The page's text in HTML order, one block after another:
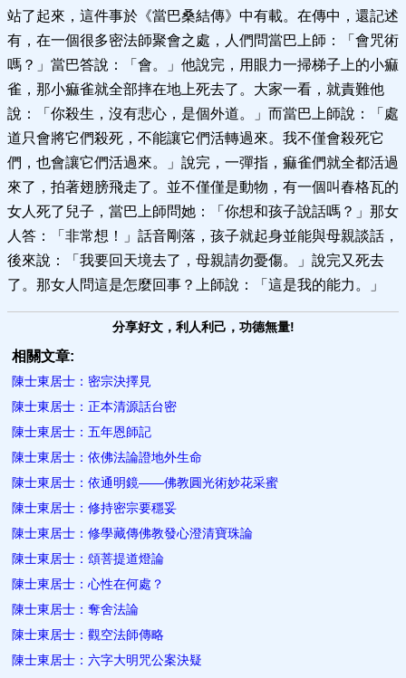
站了起來，這件事於《當巴桑結傳》中有載。在傳中，還記述
有，在一個很多密法師聚會之處，人們問當巴上師：「會咒術
嗎？」當巴答說：「會。」他說完，用眼力一掃梯子上的小痲
雀，那小痲雀就全部摔在地上死去了。大家一看，就責難他
說：「你殺生，沒有悲心，是個外道。」而當巴上師說：「處
道只會將它們殺死，不能讓它們活轉過來。我不僅會殺死它
們，也會讓它們活過來。」說完，一彈指，痲雀們就全都活過
來了，拍著翅膀飛走了。並不僅僅是動物，有一個叫春格瓦的
女人死了兒子，當巴上師問她：「你想和孩子說話嗎？」那女
人答：「非常想！」話音剛落，孩子就起身並能與母親談話，
後來說：「我要回天境去了，母親請勿憂傷。」說完又死去
了。那女人問這是怎麼回事？上師說：「這是我的能力。」
分享好文，利人利己，功德無量!
相關文章:
陳士東居士：密宗決擇見
陳士東居士：正本清源話台密
陳士東居士：五年恩師記
陳士東居士：依佛法論證地外生命
陳士東居士：依通明鏡——佛教圓光術妙花采蜜
陳士東居士：修持密宗要穩妥
陳士東居士：修學藏傳佛教發心澄清寶珠論
陳士東居士：頌菩提道燈論
陳士東居士：心性在何處？
陳士東居士：奪舍法論
陳士東居士：觀空法師傳略
陳士東居士：六字大明咒公案決疑